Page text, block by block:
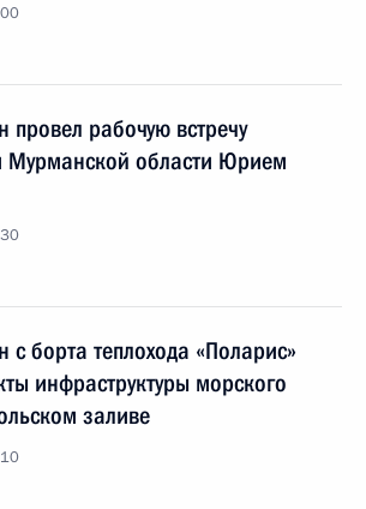
провел рабочую встречу
Мурманской области Юрием
с борта теплохода «Поларис»
инфраструктуры морского
заливе